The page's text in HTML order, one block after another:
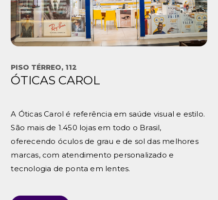
PISO TÉRREO, 112
ÓTICAS CAROL
A Óticas Carol é referência em saúde visual e estilo.
São mais de 1.450 lojas em todo o Brasil,
oferecendo óculos de grau e de sol das melhores
marcas, com atendimento personalizado e
tecnologia de ponta em lentes.